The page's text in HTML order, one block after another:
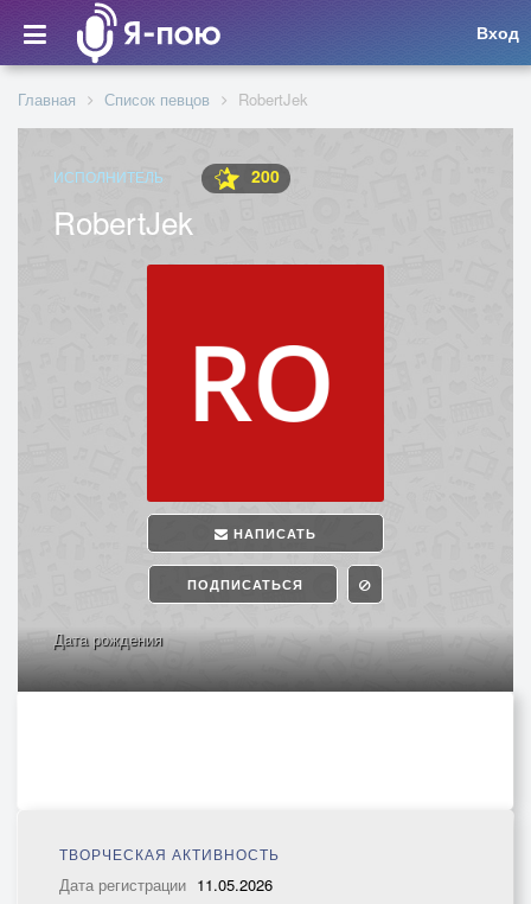
Вход
Главная Список певцов RobertJek
ИСПОЛНИТЕЛЬ 200
RobertJek
НАПИСАТЬ
ПОДПИСАТЬСЯ
Дата рождения
ТВОРЧЕСКАЯ АКТИВНОСТЬ
Дата регистрации 11.05.2026